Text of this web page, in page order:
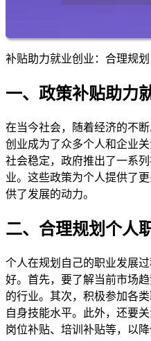
补贴助力就业创业：合理规
一、政策补贴助力
在当今社会，随着经济的不
创业成为了众多个人和企业
社会稳定，政府推出了一系
业。这些政策为个人提供了
供了发展的动力。
二、合理规划个人
个人在规划自己的职业发展
好。首先，要了解当前市场
的行业。其次，积极参加各
自身技能水平。此外，还要
岗位补贴、培训补贴等，以